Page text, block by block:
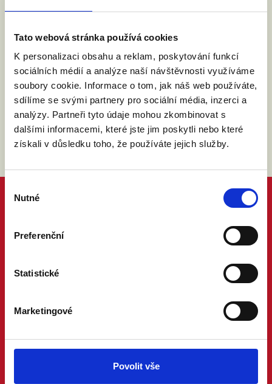
Tato webová stránka používá cookies
K personalizaci obsahu a reklam, poskytování funkcí
sociálních médií a analýze naší návštěvnosti využíváme
soubory cookie. Informace o tom, jak náš web používáte,
sdílíme se svými partnery pro sociální média, inzerci a
analýzy. Partneři tyto údaje mohou zkombinovat s
dalšími informacemi, které jste jim poskytli nebo které
získali v důsledku toho, že používáte jejich služby.
souhlasu
Nutné
Preferenční
Statistické
Marketingové
Povolit vše
s lidmi kolem nás.